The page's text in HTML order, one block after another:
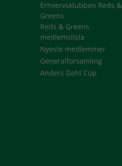
Erhvervsklubben Reds &
Greens
Reds & Greens
medlemsliste
Nyeste medlemmer
Generalforsamling
Anders Dahl Cup